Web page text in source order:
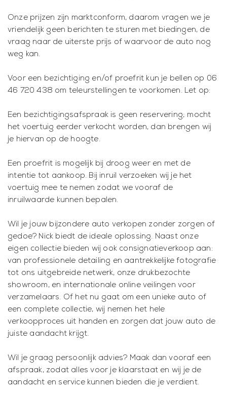
Onze prijzen zijn marktconform, daarom vragen we je
vriendelijk geen berichten te sturen met biedingen, de
vraag naar de uiterste prijs of waarvoor de auto nog
weg kan.
Voor een bezichtiging en/of proefrit kun je bellen op 06
46 720 438 om teleurstellingen te voorkomen. Let op:
Een bezichtigingsafspraak is geen reservering; mocht
het voertuig eerder verkocht worden, dan brengen wij
je hiervan op de hoogte.
Een proefrit is mogelijk bij droog weer en met de
intentie tot aankoop. Bij inruil verzoeken wij je het
voertuig mee te nemen zodat we vooraf de
inruilwaarde kunnen bepalen.
Wil je jouw bijzondere auto verkopen zonder zorgen of
gedoe? Nick biedt de ideale oplossing. Naast onze
eigen collectie bieden wij ook consignatieverkoop aan:
van professionele detailing en aantrekkelijke fotografie
tot ons uitgebreide netwerk, onze drukbezochte
showroom, en internationale online veilingen voor
verzamelaars. Of het nu gaat om een unieke auto of
een complete collectie, wij nemen het hele
verkoopproces uit handen en zorgen dat jouw auto de
juiste aandacht krijgt.
Wil je graag persoonlijk advies? Maak dan vooraf een
afspraak, zodat alles voor je klaarstaat en wij je de
aandacht en service kunnen bieden die je verdient.